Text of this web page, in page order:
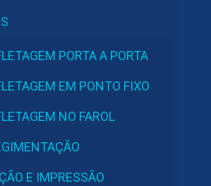
PORTA A PORTA
EM PONTO FIXO
NO FAROL
E IMPRESSÃO